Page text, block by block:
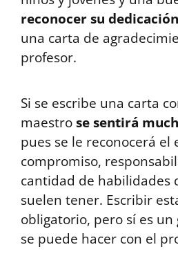
reconocer su dedicación
una carta de
profesor.
Si se escribe una carta
maestrose sentirá
pues se le reconocerá el
compromiso,
cantidad de habilidades
suelen tener. Escribir
obligatorio, pero sí es
se puede hacer con el